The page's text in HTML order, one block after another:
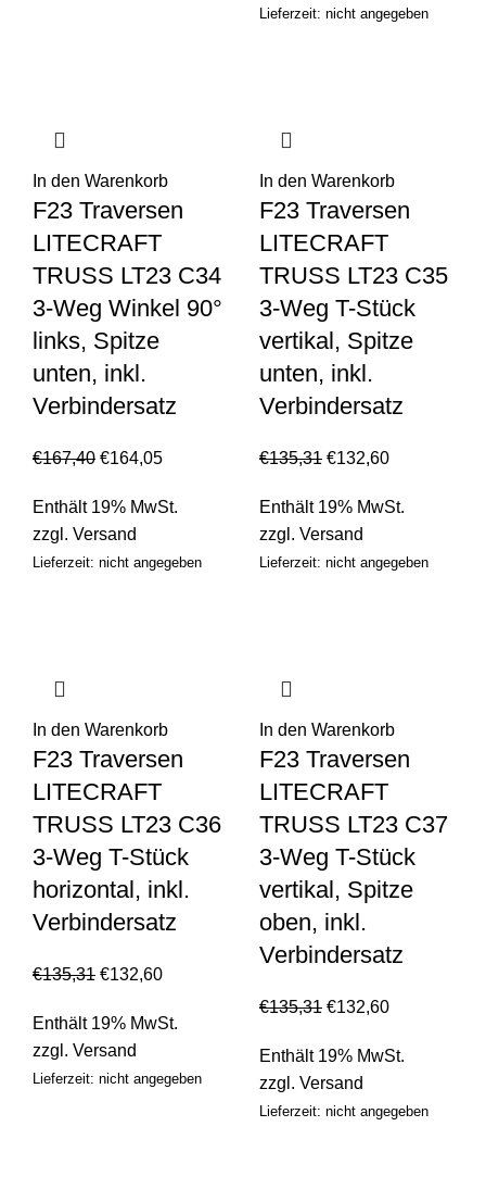
Lieferzeit: nicht angegeben
In den Warenkorb
F23 Traversen
LITECRAFT
TRUSS LT23 C34
3-Weg Winkel 90°
links, Spitze
unten, inkl.
Verbindersatz
€167,40 €164,05
Enthält 19% MwSt.
zzgl. Versand
Lieferzeit: nicht angegeben
In den Warenkorb
F23 Traversen
LITECRAFT
TRUSS LT23 C35
3-Weg T-Stück
vertikal, Spitze
unten, inkl.
Verbindersatz
€135,31 €132,60
Enthält 19% MwSt.
zzgl. Versand
Lieferzeit: nicht angegeben
In den Warenkorb
F23 Traversen
LITECRAFT
TRUSS LT23 C36
3-Weg T-Stück
horizontal, inkl.
Verbindersatz
€135,31 €132,60
Enthält 19% MwSt.
zzgl. Versand
Lieferzeit: nicht angegeben
In den Warenkorb
F23 Traversen
LITECRAFT
TRUSS LT23 C37
3-Weg T-Stück
vertikal, Spitze
oben, inkl.
Verbindersatz
€135,31 €132,60
Enthält 19% MwSt.
zzgl. Versand
Lieferzeit: nicht angegeben